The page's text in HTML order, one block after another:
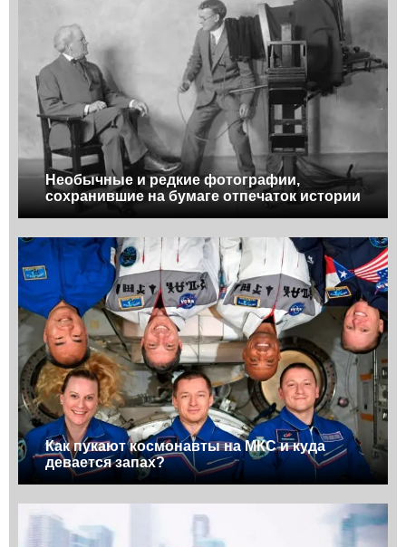
Необычные и редкие фотографии,
сохранившие на бумаге отпечаток истории
Как пукают космонавты на МКС и куда
девается запах?